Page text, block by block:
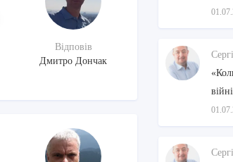
Відповів
Дмитро Дончак
НЕ
має